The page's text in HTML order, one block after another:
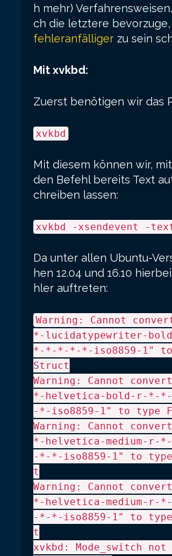
h mehr)
ch die letztere
fehleranfälliger zu sein
Mit xvkbd:
Zuerst benötigen wir das
xvkbd
Mit diesem können wir,
den Befehl bereits Text
chreiben lassen:
xvkbd -xsendevent -
Da unter allen Ubuntu-
hen 12.04 und 16.10
hler auftreten:
Warning: Cannot
*-lucidatypewriter-
*-*-*-*-*-iso8859-1" to
Struct
Warning: Cannot
*-helvetica-bold-r-*-
-*-iso8859-1" to type
Warning: Cannot
*-helvetica-medium-r-
-*-*-iso8859-1" to
t
Warning: Cannot
*-helvetica-medium-r-
-*-*-iso8859-1" to
t
xvkbd: Mode_switch